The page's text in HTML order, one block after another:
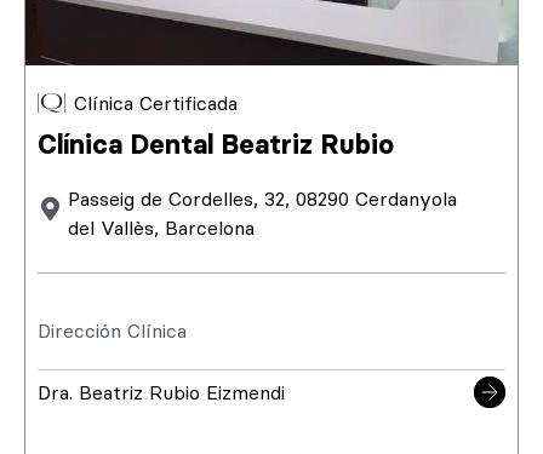
Clínica Certificada
Clínica Dental Beatriz Rubio
Passeig de Cordelles, 32, 08290 Cerdanyola
del Vallès, Barcelona
Dirección Clínica
Dra. Beatriz Rubio Eizmendi